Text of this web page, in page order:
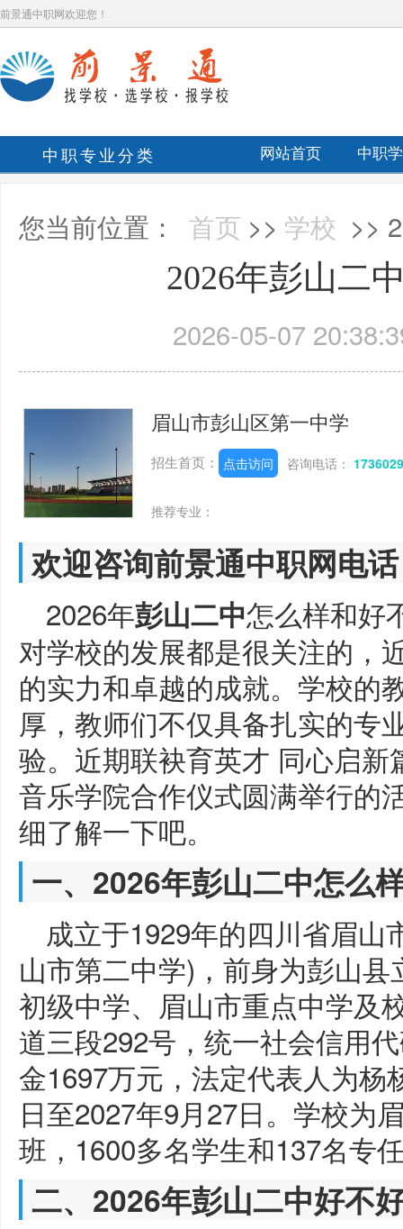
前景通中职网欢迎您！
中职专业分类 网站首页 中职
您当前位置： 首页 >> 学校 >>
2026年彭山二
2026-05-07
眉山市彭山区第一中学
招生首页： 点击访问 咨询电话：
推荐专业：
欢迎咨询前景通中职网电
2026年彭山二中怎么样和好
对学校的发展都是很关注的，
的实力和卓越的成就。学校的
厚，教师们不仅具备扎实的专
验。近期联袂育英才 同心启
音乐学院合作仪式圆满举行的
细了解一下吧。
一、2026年彭山二中怎么
成立于1929年的四川省眉山
山市第二中学)，前身为彭山
初级中学、眉山市重点中学及
道三段292号，统一社会信用
金1697万元，法定代表人为杨
日至2027年9月27日。学校为
班，1600多名学生和137名专
二、2026年彭山二中好不